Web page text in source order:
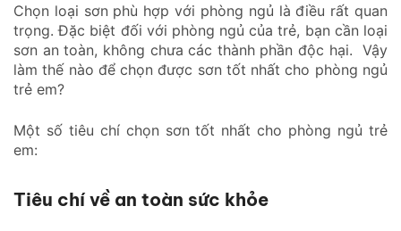
Chọn loại sơn phù hợp với phòng ngủ là điều rất quan
trọng. Đặc biệt đối với phòng ngủ của trẻ, bạn cần loại
sơn an toàn, không chưa các thành phần độc hại. Vậy
làm thế nào để chọn được sơn tốt nhất cho phòng ngủ
trẻ em?
Một số tiêu chí chọn sơn tốt nhất cho phòng ngủ trẻ
em:
Tiêu chí về an toàn sức khỏe